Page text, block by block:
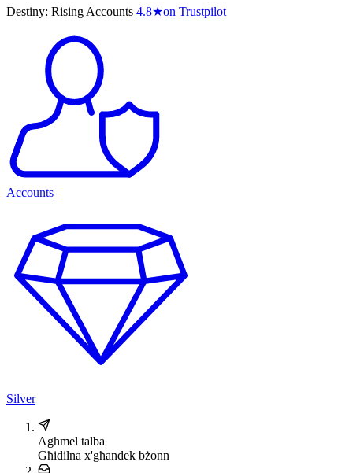
Destiny: Rising Accounts 4.8★on Trustpilot
Accounts
Silver
Agħmel talba
Għidilna x'għandek bżonn